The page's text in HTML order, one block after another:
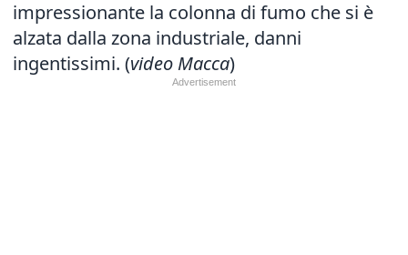
impressionante la colonna di fumo che si è
alzata dalla zona industriale, danni
ingentissimi. (video Macca)